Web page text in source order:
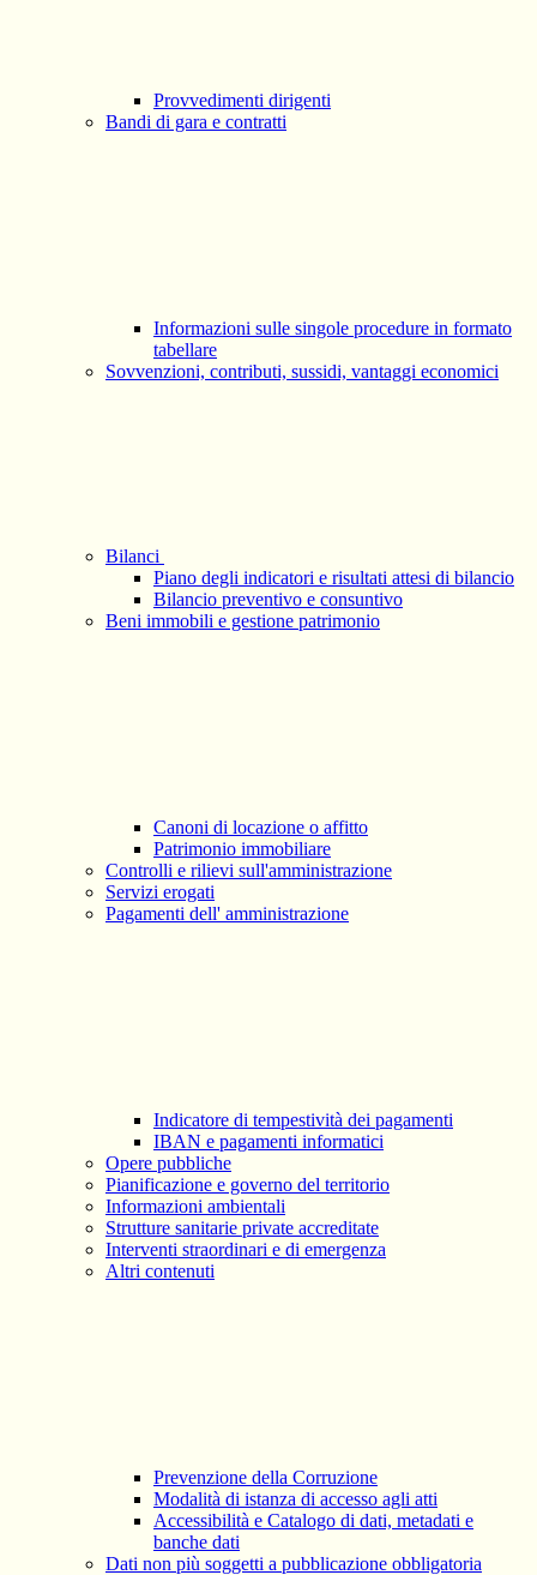
Provvedimenti dirigenti
Bandi di gara e contratti
Informazioni sulle singole procedure in formato
tabellare
Sovvenzioni, contributi, sussidi, vantaggi economici
Bilanci
Piano degli indicatori e risultati attesi di bilancio
Bilancio preventivo e consuntivo
Beni immobili e gestione patrimonio
Canoni di locazione o affitto
Patrimonio immobiliare
Controlli e rilievi sull'amministrazione
Servizi erogati
Pagamenti dell' amministrazione
Indicatore di tempestività dei pagamenti
IBAN e pagamenti informatici
Opere pubbliche
Pianificazione e governo del territorio
Informazioni ambientali
Strutture sanitarie private accreditate
Interventi straordinari e di emergenza
Altri contenuti
Prevenzione della Corruzione
Modalità di istanza di accesso agli atti
Accessibilità e Catalogo di dati, metadati e
banche dati
Dati non più soggetti a pubblicazione obbligatoria